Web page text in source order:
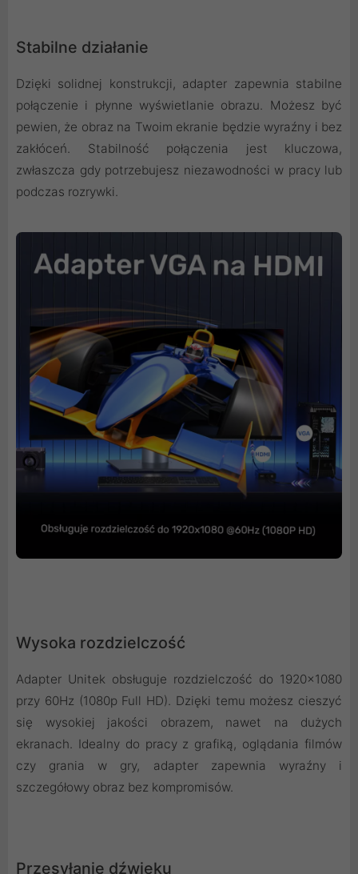
Stabilne działanie
Dzięki solidnej konstrukcji, adapter zapewnia stabilne
połączenie i płynne wyświetlanie obrazu. Możesz być
pewien, że obraz na Twoim ekranie będzie wyraźny i bez
zakłóceń. Stabilność połączenia jest kluczowa,
zwłaszcza gdy potrzebujesz niezawodności w pracy lub
podczas rozrywki.
Wysoka rozdzielczość
Adapter Unitek obsługuje rozdzielczość do 1920x1080
przy 60Hz (1080p Full HD). Dzięki temu możesz cieszyć
się wysokiej jakości obrazem, nawet na dużych
ekranach. Idealny do pracy z grafiką, oglądania filmów
czy grania w gry, adapter zapewnia wyraźny i
szczegółowy obraz bez kompromisów.
Przesyłanie dźwięku